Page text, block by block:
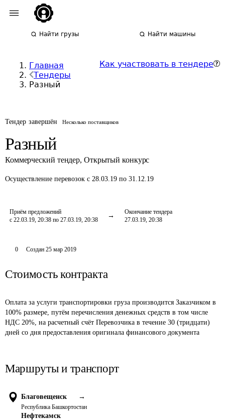
Найти грузы Найти машины
Главная
Тендеры
Разный
Как участвовать в тендере
Тендер завершён Несколько поставщиков
Разный
Коммерческий тендер, Открытый конкурс
Осуществление перевозок с 28.03.19 по 31.12.19
Приём предложений
с 22.03.19, 20:38 по 27.03.19, 20:38
Окончание тендера
27.03.19, 20:38
0 Создан 25 мар 2019
Стоимость контракта
Оплата за услуги транспортировки груза производится Заказчиком в
100% размере, путём перечисления денежных средств в том числе
НДС 20%, на расчетный счёт Перевозчика в течение 30 (тридцати)
дней со дня предоставления оригинала финансового документа
Маршруты и транспорт
Благовещенск →
Республика Башкортостан
Нефтекамск